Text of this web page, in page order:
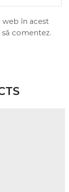
web în acest
comentez.